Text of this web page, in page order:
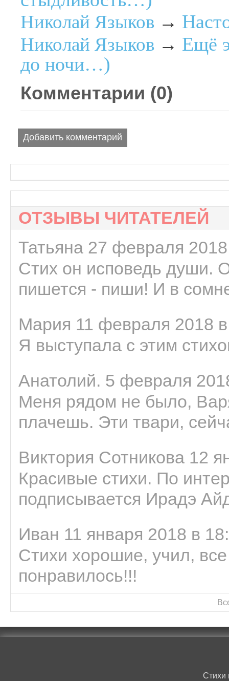
Николай Языков →
Николай Языков → Ещё
до ночи…)
Комментарии (0)
Добавить комментарий
ОТЗЫВЫ ЧИТАТЕЛЕЙ
Татьяна 27 февраля
Стих он исповедь души.
пишется - пиши! И в
Мария 11 февраля 2018
Я выступала с этим
Анатолий. 5 февраля
Меня рядом не было,
плачешь. Эти твари,
Виктория Сотникова 12
Красивые стихи. По
подписывается Ирадэ
Иван 11 января 2018 в
Стихи хорошие, учил,
понравилось!!!
Стихи